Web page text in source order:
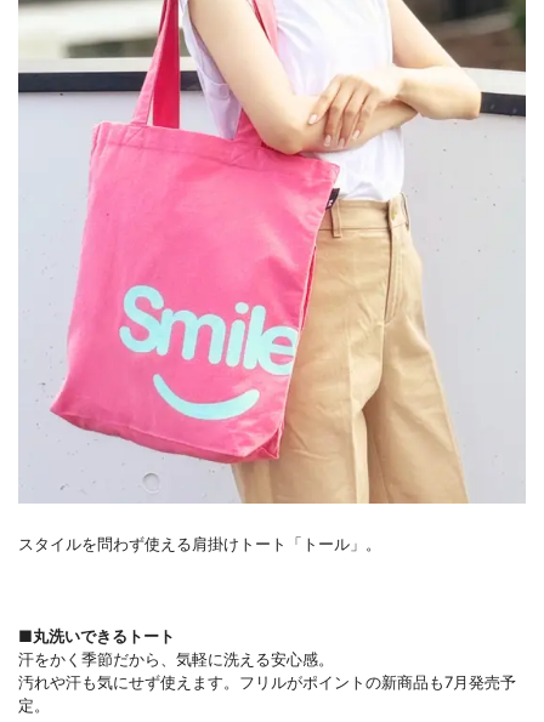
スタイルを問わず使える肩掛けトート「トール」。
■丸洗いできるトート
汗をかく季節だから、気軽に洗える安心感。
汚れや汗も気にせず使えます。フリルがポイントの新商品も7月発売予
定。